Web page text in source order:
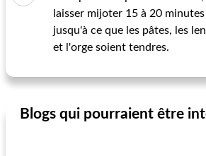
laisser mijoter 15 à 20
jusqu'à ce que les pâtes, les
et l'orge soient tendres.
Blogs qui pourraient être